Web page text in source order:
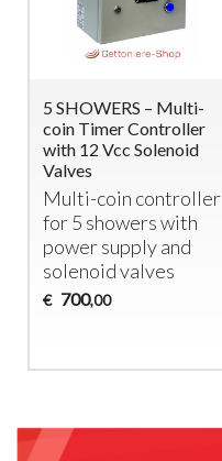
5 SHOWERS – Multi-
coin Timer Controller
with 12 Vcc Solenoid
Valves
Multi-coin controller
for 5 showers with
power supply and
solenoid valves
€ 700,00